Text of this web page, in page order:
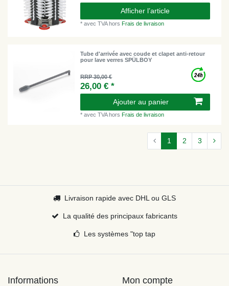
Afficher l’article
*avec TVAhors Frais de livraison
Tube d'arrivée avec coude et clapet anti-retour
pour lave verres SPÜLBOY
RRP 30,00 €
26,00 € *
Ajouter au panier
*avec TVAhors Frais de livraison
1 2 3
Livraison rapide avec DHL ou GLS
La qualité des principaux fabricants
Les systèmes "top tap
Informations Mon compte